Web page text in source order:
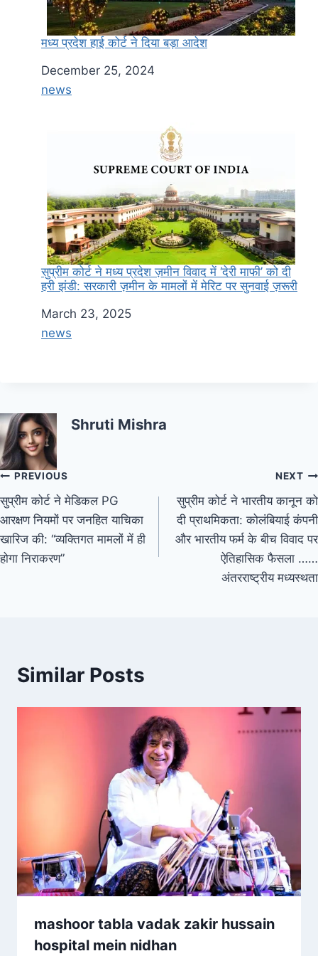
मध्य प्रदेश हाई कोर्ट ने दिया बड़ा आदेश
Date
December 25, 2024
In relation to
news
सुप्रीम कोर्ट ने मध्य प्रदेश ज़मीन विवाद में ‘देरी माफी’ को दी
हरी झंडी: सरकारी ज़मीन के मामलों में मेरिट पर सुनवाई ज़रूरी
Date
March 23, 2025
In relation to
news
Shruti Mishra
PREVIOUS
सुप्रीम कोर्ट ने मेडिकल PG
आरक्षण नियमों पर जनहित याचिका
खारिज की: “व्यक्तिगत मामलों में ही
होगा निराकरण”
NEXT
सुप्रीम कोर्ट ने भारतीय कानून को
दी प्राथमिकता: कोलंबियाई कंपनी
और भारतीय फर्म के बीच विवाद पर
ऐतिहासिक फैसला ……
अंतरराष्ट्रीय मध्यस्थता
Similar Posts
mashoor tabla vadak zakir hussain
hospital mein nidhan